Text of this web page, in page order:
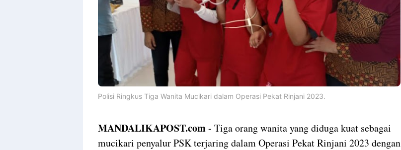
Polisi Ringkus Tiga Wanita Mucikari dalam Operasi Pekat Rinjani 2023.
MANDALIKAPOST.com- Tiga orang wanita yang diduga kuat sebagai
mucikari penyalur PSK terjaring dalam Operasi Pekat Rinjani 2023 dengan